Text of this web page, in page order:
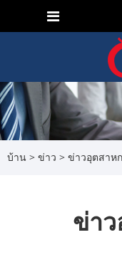
บ้าน > ข่าว > ข่าวอุตสาห
ข่า